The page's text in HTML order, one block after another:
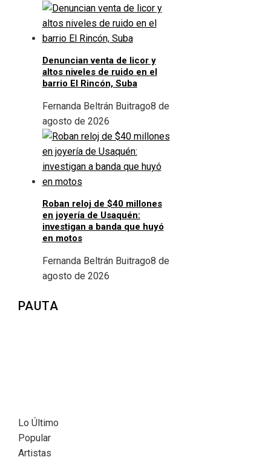
Denuncian venta de licor y
altos niveles de ruido en el
barrio El Rincón, Suba
Fernanda Beltrán Buitrago8 de
agosto de 2026
Roban reloj de $40 millones
en joyería de Usaquén:
investigan a banda que huyó
en motos
Fernanda Beltrán Buitrago8 de
agosto de 2026
PAUTA
Lo Último
Popular
Artistas